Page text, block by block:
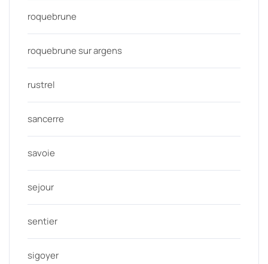
roquebrune
roquebrune sur argens
rustrel
sancerre
savoie
sejour
sentier
sigoyer